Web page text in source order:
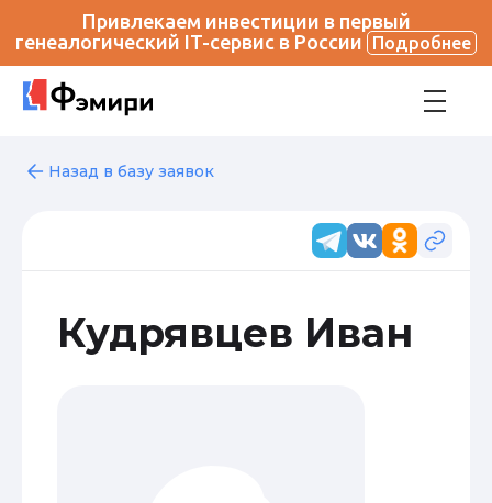
Привлекаем инвестиции в первый
генеалогический IT-сервис в России
Подробнее
Назад в базу заявок
Кудрявцев Иван